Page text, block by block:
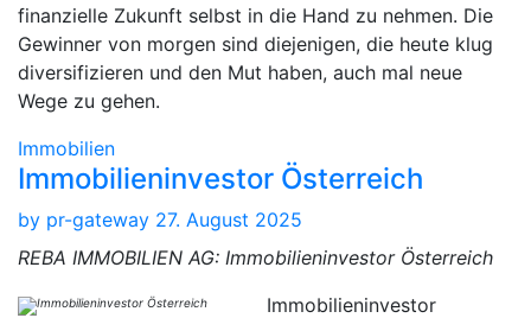
finanzielle Zukunft selbst in die Hand zu nehmen. Die
Gewinner von morgen sind diejenigen, die heute klug
diversifizieren und den Mut haben, auch mal neue
Wege zu gehen.
Immobilien
Immobilieninvestor Österreich
by pr-gateway 27. August 2025
REBA IMMOBILIEN AG: Immobilieninvestor Österreich
Immobilieninvestor